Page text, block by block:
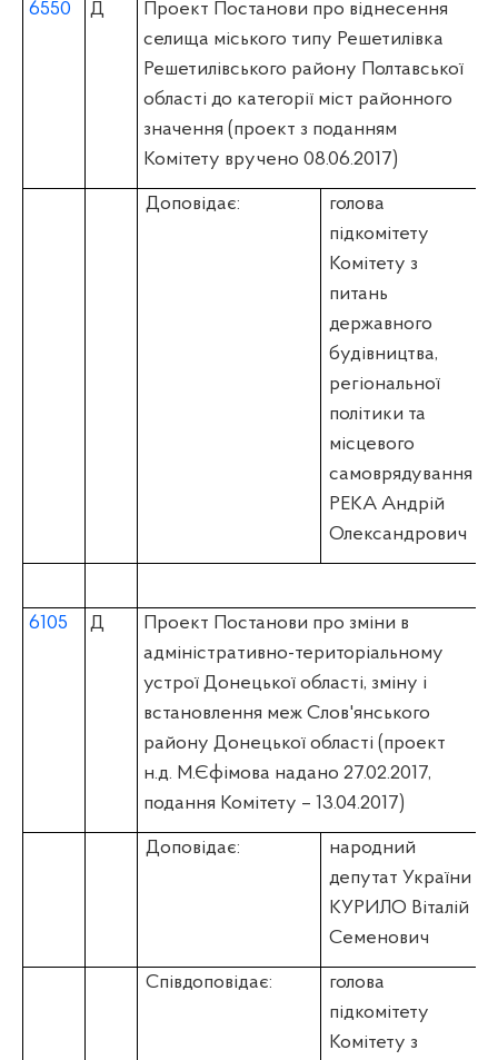
6550 Д
Проект Постанови про віднесення
селища міського типу Решетилівка
Решетилівського району Полтавської
області до категорії міст районного
значення (проект з поданням
Комітету вручено 08.06.2017)
Доповідає:
голова
підкомітету
Комітету з
питань
державного
будівництва,
регіональної
політики та
місцевого
самоврядування
РЕКА Андрій
Олександрович
6105 Д
Проект Постанови про зміни в
адміністративно-територіальному
устрої Донецької області, зміну і
встановлення меж Слов'янського
району Донецької області (проект
н.д. М.Єфімова надано 27.02.2017,
подання Комітету – 13.04.2017)
Доповідає:
народний
депутат України
КУРИЛО Віталій
Семенович
Співдоповідає:
голова
підкомітету
Комітету з